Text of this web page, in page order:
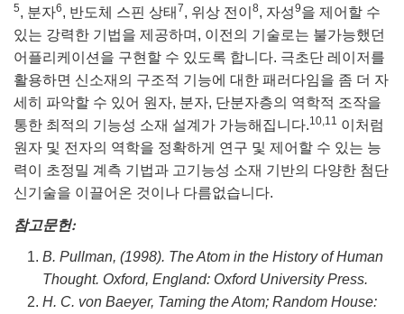
5, 분자6, 반도체 스핀 상태 7, 위상 전이 8, 자성9을 제어할 수
있는 강력한 기법을 제공하며, 이전의 기술로는 불가능했던
어플리케이션을 구현할 수 있도록 합니다. 극초단 레이저를
활용하면 신소재의 구조적 기능에 대한 패러다임을 좀 더 자
세히 파악할 수 있어 원자, 분자, 단분자층의 역학적 조작을
통한 최적의 기능성 소재 설계가 가능해집니다.10,11 이처럼
원자 및 전자의 역학을 정확하게 연구 및 제어할 수 있는 능
력이 초정밀 계측 기법과 고기능성 소재 기반의 다양한 첨단
신기술을 이끌어온 것이나 다름없습니다.
참고문헌:
B. Pullman, (1998). The Atom in the History of Human
Thought. Oxford, England: Oxford University Press.
H. C. von Baeyer, Taming the Atom; Random House: